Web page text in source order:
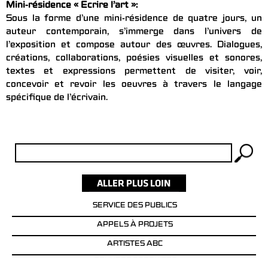
Mini-résidence « Ecrire l’art »:
Sous la forme d’une mini-résidence de quatre jours, un
auteur contemporain, s’immerge dans l’univers de
l’exposition et compose autour des œuvres. Dialogues,
créations, collaborations, poésies visuelles et sonores,
textes et expressions permettent de visiter, voir,
concevoir et revoir les oeuvres à travers le langage
spécifique de l’écrivain.
SERVICE DES PUBLICS
APPELS À PROJETS
ARTISTES ABC